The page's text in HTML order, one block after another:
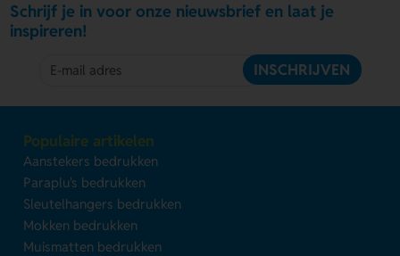
Schrijf je in voor onze nieuwsbrief en laat je
inspireren!
INSCHRIJVEN
Populaire artikelen
Aanstekers bedrukken
Paraplu's bedrukken
Sleutelhangers bedrukken
Mokken bedrukken
Muismatten bedrukken